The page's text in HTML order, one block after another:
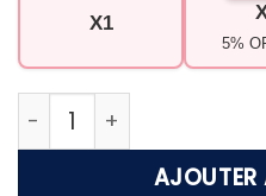
X1
5%
quantité de Mini
AJOUTER